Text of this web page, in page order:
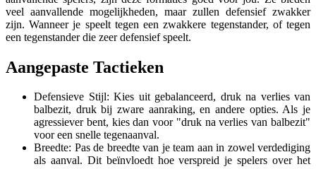
veel aanvallende mogelijkheden, maar zullen defensief zwakker
zijn. Wanneer je speelt tegen een zwakkere tegenstander, of tegen
een tegenstander die zeer defensief speelt.
Aangepaste Tactieken
Defensieve Stijl: Kies uit gebalanceerd, druk na verlies van
balbezit, druk bij zware aanraking, en andere opties. Als je
agressiever bent, kies dan voor "druk na verlies van balbezit"
voor een snelle tegenaanval.
Breedte: Pas de breedte van je team aan in zowel verdediging
als aanval. Dit beïnvloedt hoe verspreid je spelers over het